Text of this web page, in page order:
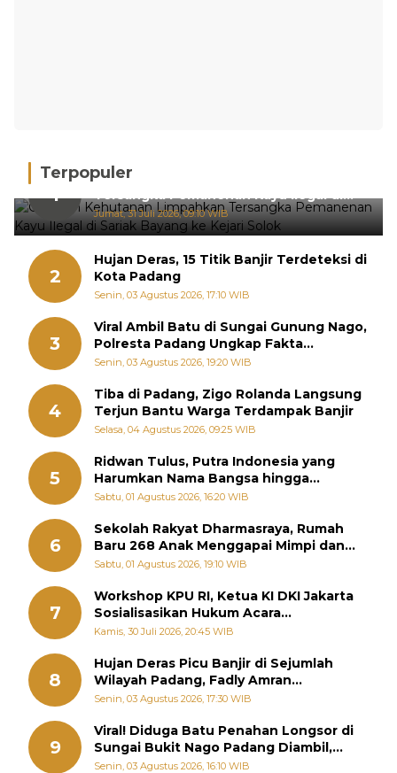
Terpopuler
1
Gakkum Kehutanan Limpahkan
Tersangka Pemanenan Kayu Ilegal di
Sariak Bayang ke Kejari Solok
Jumat, 31 Juli 2026, 09:10 WIB
2
Hujan Deras, 15 Titik Banjir Terdeteksi di
Kota Padang
Senin, 03 Agustus 2026, 17:10 WIB
3
Viral Ambil Batu di Sungai Gunung Nago,
Polresta Padang Ungkap Fakta
Sebenarnya
Senin, 03 Agustus 2026, 19:20 WIB
4
Tiba di Padang, Zigo Rolanda Langsung
Terjun Bantu Warga Terdampak Banjir
Selasa, 04 Agustus 2026, 09:25 WIB
5
Ridwan Tulus, Putra Indonesia yang
Harumkan Nama Bangsa hingga
Diabadikan dalam Buku Jepang
Sabtu, 01 Agustus 2026, 16:20 WIB
6
Sekolah Rakyat Dharmasraya, Rumah
Baru 268 Anak Menggapai Mimpi dan
Memutus Rantai Kemiskinan
Sabtu, 01 Agustus 2026, 19:10 WIB
7
Workshop KPU RI, Ketua KI DKI Jakarta
Sosialisasikan Hukum Acara
Penyelesaian Sengketa Informasi Publik
Kamis, 30 Juli 2026, 20:45 WIB
8
Hujan Deras Picu Banjir di Sejumlah
Wilayah Padang, Fadly Amran
Perintahkan OPD Siaga
Senin, 03 Agustus 2026, 17:30 WIB
9
Viral! Diduga Batu Penahan Longsor di
Sungai Bukit Nago Padang Diambil,
Warga Khawatir Bencana Terulang
Senin, 03 Agustus 2026, 16:10 WIB